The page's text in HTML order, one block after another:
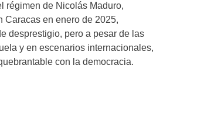
régimen de Nicolás Maduro,
Caracas en enero de 2025,
desprestigio, pero a pesar de las
y en escenarios internacionales,
con la democracia.